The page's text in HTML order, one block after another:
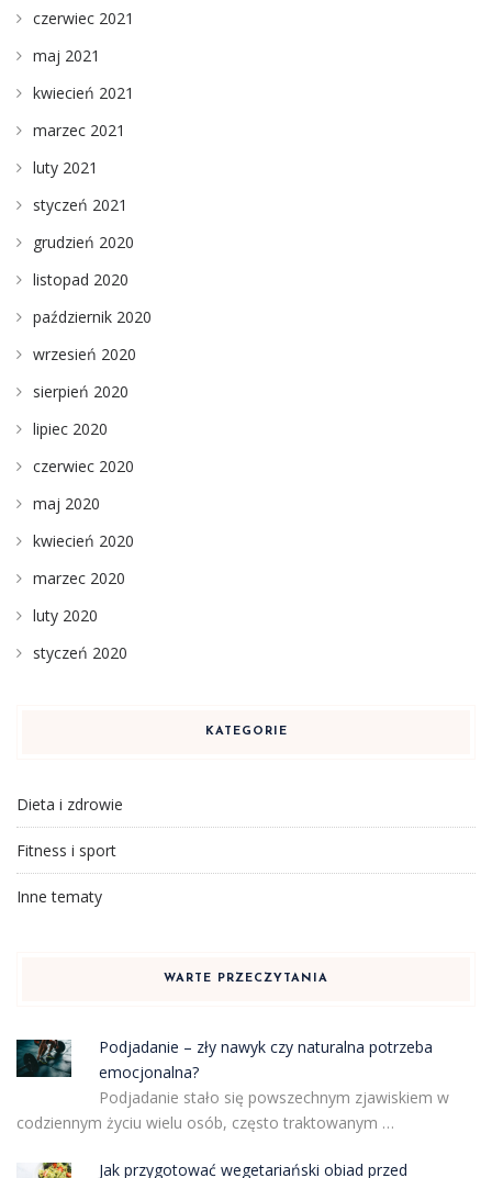
czerwiec 2021
maj 2021
kwiecień 2021
marzec 2021
luty 2021
styczeń 2021
grudzień 2020
listopad 2020
październik 2020
wrzesień 2020
sierpień 2020
lipiec 2020
czerwiec 2020
maj 2020
kwiecień 2020
marzec 2020
luty 2020
styczeń 2020
KATEGORIE
Dieta i zdrowie
Fitness i sport
Inne tematy
WARTE PRZECZYTANIA
Podjadanie – zły nawyk czy naturalna potrzeba
emocjonalna?
Podjadanie stało się powszechnym zjawiskiem w
codziennym życiu wielu osób, często traktowanym …
Jak przygotować wegetariański obiad przed